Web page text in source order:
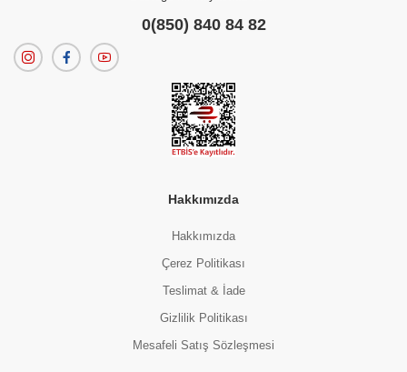
0(850) 840 84 82
Hakkımızda
Hakkımızda
Çerez Politikası
Teslimat & İade
Gizlilik Politikası
Mesafeli Satış Sözleşmesi